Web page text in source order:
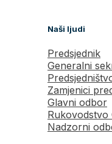
Naši ljudi
Predsjednik
Generalni
Zamjenici
Glavni odbor
Rukovodstvo
Nadzorni